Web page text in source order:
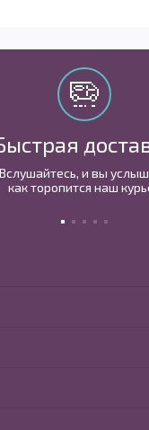
Вслушайтесь, и вы
как торопится наш